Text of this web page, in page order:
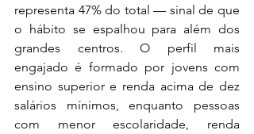
representa 47% do total — sinal de que
o hábito se espalhou para além dos
grandes centros. O perfil mais
engajado é formado por jovens com
ensino superior e renda acima de dez
salários mínimos, enquanto pessoas
com menor escolaridade, renda